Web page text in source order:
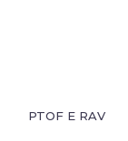
PTOF E RAV